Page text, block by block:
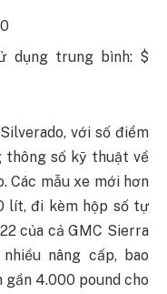
dụng trung bình: $
với số điểm
thông số kỹ thuật về
Các mẫu xe mới hơn
lít, đi kèm hộp số tự
của cả GMC Sierra
nâng cấp, bao
4.000 pound cho